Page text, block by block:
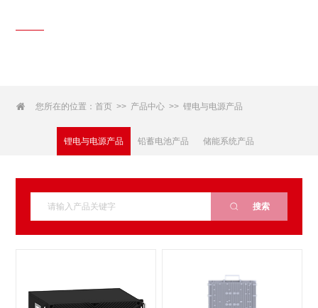
 您所在的位置：首页 >> 产品中心 >> 锂电与电源产品
锂电与电源产品 铅蓄电池产品 储能系统产品
 搜索